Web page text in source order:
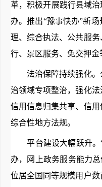
革，积极开展践行县域
办。推出“豫事快办”新
理、综合执法、公共服
行、景区服务、免交押
法治保障持续强化。公
治领域专项整治，强化
信用信息归集共享、信
综合性地方法规。
平台建设大幅跃升。“
办，网上政务服务能力
位居全国同等规模用户